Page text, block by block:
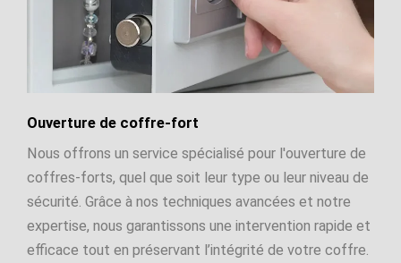
Ouverture de coffre-fort
Nous offrons un service spécialisé pour l'ouverture de
coffres-forts, quel que soit leur type ou leur niveau de
sécurité. Grâce à nos techniques avancées et notre
expertise, nous garantissons une intervention rapide et
efficace tout en préservant l’intégrité de votre coffre.